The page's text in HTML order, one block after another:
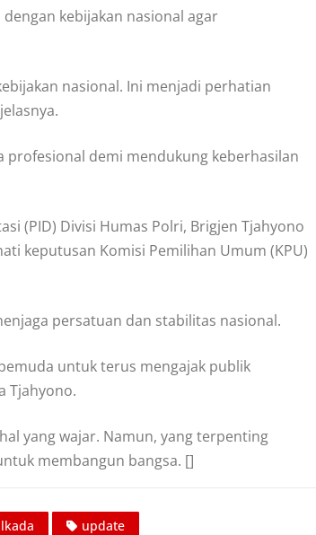
kebijakan nasional agar
nasional. Ini menjadi perhatian
profesional demi mendukung keberhasilan
(PID) Divisi Humas Polri, Brigjen Tjahyono
keputusan Komisi Pemilihan Umum (KPU)
persatuan dan stabilitas nasional.
untuk terus mengajak publik
Tjahyono.
yang wajar. Namun, yang terpenting
membangun bangsa. []
update